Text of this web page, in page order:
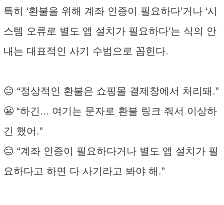
특히 ‘환불을 위해 계좌 인증이 필요하다’거나 ‘시
스템 오류로 별도 앱 설치가 필요하다’는 식의 안
내는 대표적인 사기 수법으로 꼽힌다.
😑 “정상적인 환불은 쇼핑몰 결제창에서 처리돼.”
😬 “하긴... 여기는 문자로 환불 링크 줘서 이상하
긴 했어.”
😑 “계좌 인증이 필요하다거나 별도 앱 설치가 필
요하다고 하면 다 사기라고 봐야 해.”